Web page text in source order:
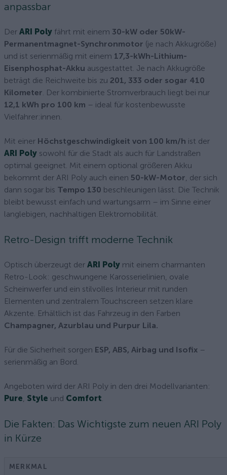
anpassbar
Der ARI Poly fährt mit einem 30-kW oder 50kW-
Permanentmagnet-Synchronmotor (je nach Akkugröße)
und ist serienmäßig mit einem 17,3-kWh-Lithium-
Eisenphosphat-Akku ausgestattet. Je nach Akkugröße
beträgt die Reichweite bis zu 201, 333 oder sogar 410
Kilometer. Der kombinierte Stromverbrauch liegt bei nur
12,1 kWh pro 100 km – ideal für kostenbewusste
Vielfahrer:innen.
Mit einer Höchstgeschwindigkeit von 100 km/h ist der
ARI Poly sowohl für die Stadt als auch für Landstraßen
optimal geeignet. Mit einem optional größeren Akku
bekommt der ARI Poly auch einen 50-kW-Motor, der sich
dann sogar bis Tempo 130 beschleunigen lässt. Die Technik
bleibt bewusst einfach und wartungsarm – im Sinne einer
langlebigen, nachhaltigen Elektromobilität.
Retro-Design trifft moderne Technik
Optisch überzeugt der ARI Poly mit einem charmanten
Retro-Look: geschwungene Karosserielinien, ovale
Scheinwerfer und ein stilvolles Interieur mit runden
Elementen und zentralem Touchscreen setzen klare
Akzente. Erhältlich ist das Fahrzeug in den Farben
Champagner, Azurblau und Purpur Lila.
Für die Sicherheit sorgen ESP, ABS, Airbag und Isofix –
serienmäßig an Bord.
Angeboten wird der ARI Poly in den drei Modellvarianten:
Pure, Style und Comfort.
Die Fakten: Das Wichtigste zum neuen ARI Poly
in Kürze
MERKMAL